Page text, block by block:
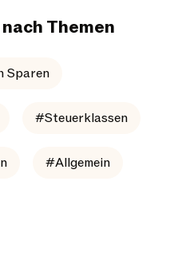
Themen
Sparen
#Steuerklassen
#Allgemein